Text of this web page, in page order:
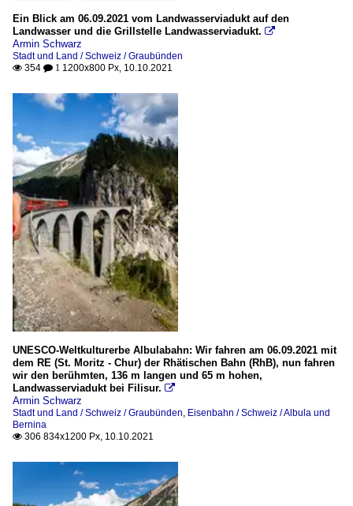
Ein Blick am 06.09.2021 vom Landwasserviadukt auf den
Landwasser und die Grillstelle Landwasserviadukt. 
Armin Schwarz
Stadt und Land / Schweiz / Graubünden
 354  1 1200x800 Px, 10.10.2021
UNESCO-Weltkulturerbe Albulabahn: Wir fahren am 06.09.2021 mit
dem RE (St. Moritz - Chur) der Rhätischen Bahn (RhB), nun fahren
wir den berühmten, 136 m langen und 65 m hohen,
Landwasserviadukt bei Filisur. 
Armin Schwarz
Stadt und Land / Schweiz / Graubünden, Eisenbahn / Schweiz / Albula und
Bernina
 306 834x1200 Px, 10.10.2021